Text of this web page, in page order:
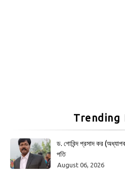
Trending
ড. গোবিন্দ প্রসাদ কর
পতি
August 06, 2026